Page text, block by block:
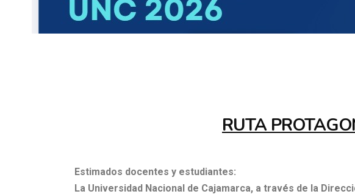
RUTA
Estimados docentes y estudiantes:
La Universidad Nacional de Cajamarca, a través de la